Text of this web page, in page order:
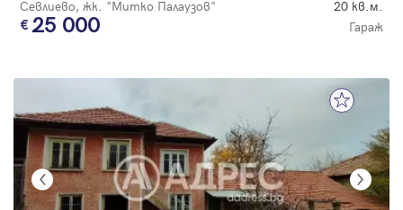
Севлиево, жк. "Митко Палаузов" 20 кв.м.
25 000 Гараж